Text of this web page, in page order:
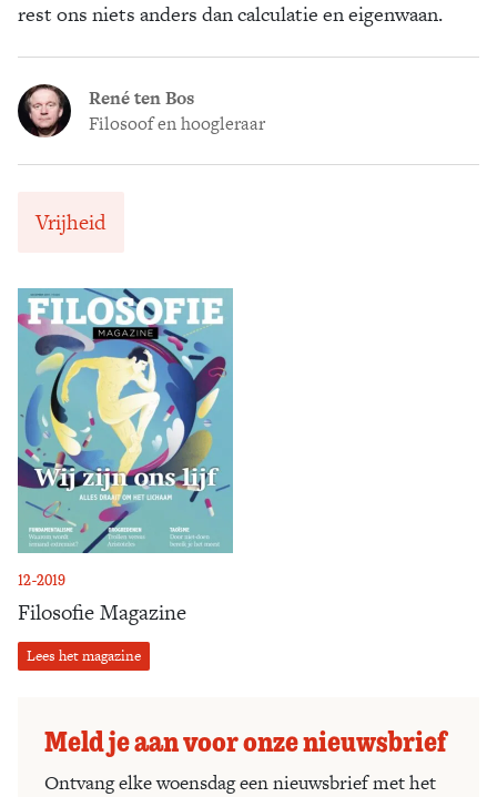
12-2019
Filosofie Magazine
Lees het magazine
rest ons niets anders dan calculatie en eigenwaan.
René ten Bos
Filosoof en hoogleraar
Vrijheid
Meld je aan voor onze nieuwsbrief
Ontvang elke woensdag een nieuwsbrief met het